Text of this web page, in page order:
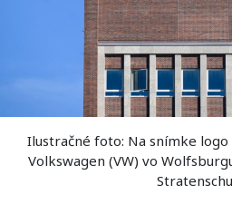
Ilustračné foto: Na snímke
Volkswagen (VW) vo